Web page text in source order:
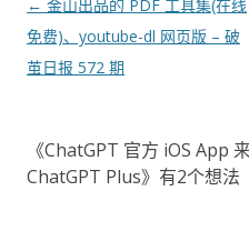
文
章
导
← 金山出品的 PDF 工具集(在线
免费)、youtube-dl 网页版 – 破
茧日报 572 期
《ChatGPT 官方 iOS App
ChatGPT Plus》有2个想法